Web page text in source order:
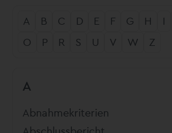
A B C D E F G H I
O
P R S U V W Z
A
Abnahmekriterien